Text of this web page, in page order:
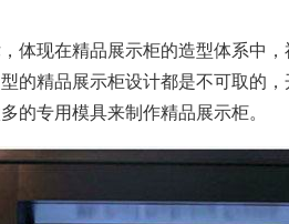
体现在精品展示柜的造型体系中
的精品展示柜设计都是不可取的
的专用模具来制作精品展示柜。